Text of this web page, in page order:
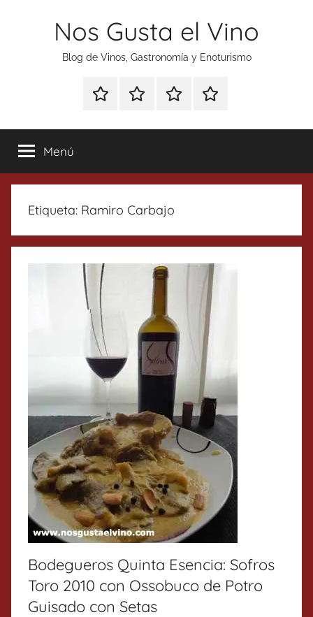
Nos Gusta el Vino
Blog de Vinos, Gastronomía y Enoturismo
Especial
Tonics
Enoturismo
Gastronomía
RankingContacto
Menú
Etiqueta: Ramiro Carbajo
Bodegueros Quinta Esencia: Sofros
Toro 2010 con Ossobuco de Potro
Guisado con Setas